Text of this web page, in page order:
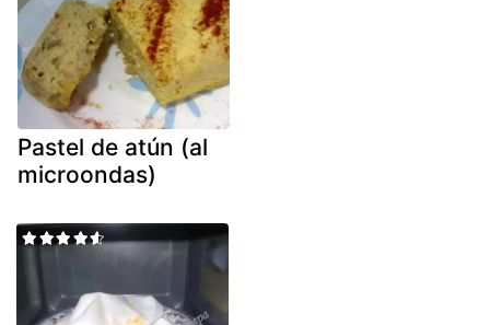
Pastel de atún (al
microondas)